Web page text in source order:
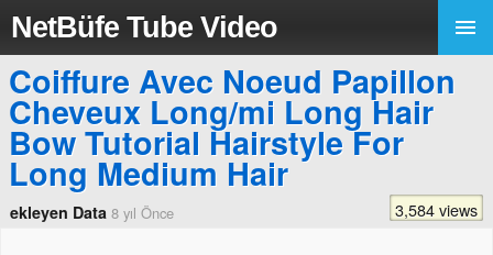
NetBüfe Tube Video
Coiffure Avec Noeud Papillon
Cheveux Long/mi Long Hair
Bow Tutorial Hairstyle For
Long Medium Hair
ekleyen Data 8 yıl Önce 3,584 views